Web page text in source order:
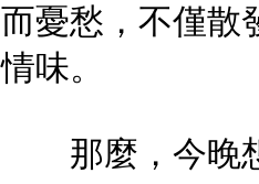
而憂愁，不僅散
情味。
那麼，今晚